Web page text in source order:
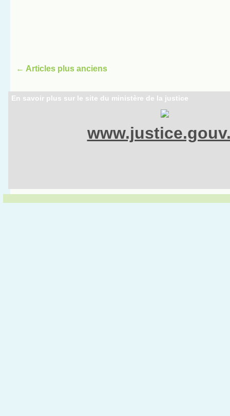
← Articles plus anciens
En savoir plus sur le site du ministère de la justice